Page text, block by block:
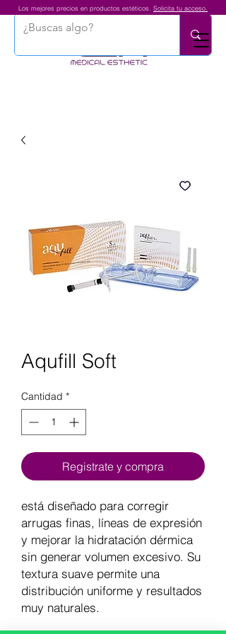
Los mejores precios en productos estéticos. Solicita tu acceso.
Aqufill Soft
Cantidad *
Registrate y compra
está diseñado para corregir
arrugas finas, líneas de expresión
y mejorar la hidratación dérmica
sin generar volumen excesivo. Su
textura suave permite una
distribución uniforme y resultados
muy naturales.